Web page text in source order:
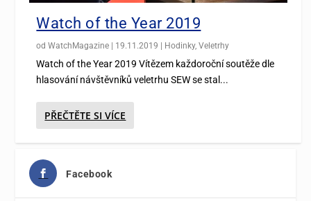
Watch of the Year 2019
odWatchMagazine | 19.11.2019 | Hodinky,Veletrhy
Watch of the Year 2019 Vítězem každoroční soutěže dle
hlasování návštěvníků veletrhu SEW se stal...
PŘEČTĚTE SI VÍCE
Facebook